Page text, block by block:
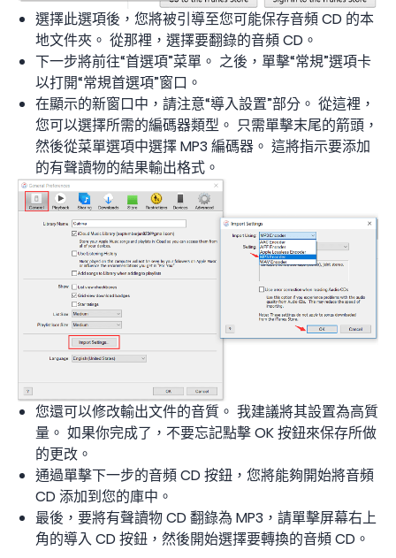
選擇此選項後，您將被引導至您可能保存音頻 CD 的本
地文件夾。 從那裡，選擇要翻錄的音頻 CD。
下一步將前往“首選項”菜單。 之後，單擊“常規”選項卡
以打開“常規首選項”窗口。
在顯示的新窗口中，請注意“導入設置”部分。 從這裡，
您可以選擇所需的編碼器類型。 只需單擊末尾的箭頭，
然後從菜單選項中選擇 MP3 編碼器。 這將指示要添加
的有聲讀物的結果輸出格式。
您還可以修改輸出文件的音質。 我建議將其設置為高質
量。 如果你完成了，不要忘記點擊 OK 按鈕來保存所做
的更改。
通過單擊下一步的音頻 CD 按鈕，您將能夠開始將音頻
CD 添加到您的庫中。
最後，要將有聲讀物 CD 翻錄為 MP3，請單擊屏幕右上
角的導入 CD 按鈕，然後開始選擇要轉換的音頻 CD。